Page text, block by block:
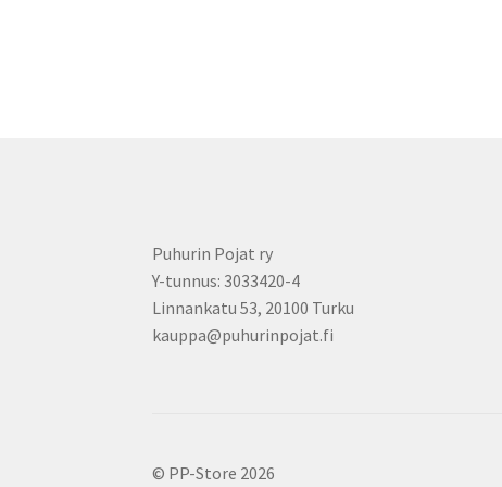
Puhurin Pojat ry
Y-tunnus: 3033420-4
Linnankatu 53, 20100 Turku
kauppa@puhurinpojat.fi
© PP-Store 2026